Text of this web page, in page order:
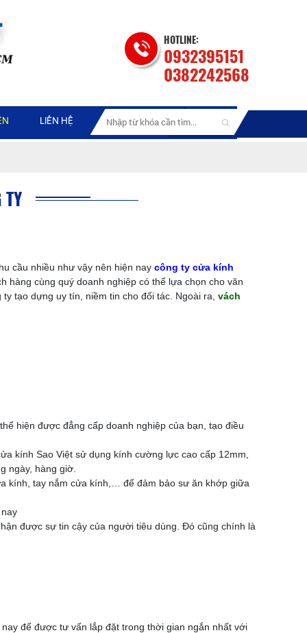
HOTLINE:
0932395151
0382242568
LIÊN HỆ
cầu nhiều như vậy nên hiện nay công ty cửa kính
cùng quý doanh nghiệp có thể lựa chọn cho văn
tạo dựng uy tín, niềm tin cho đối tác. Ngoài ra, vách
hiện được đẳng cấp doanh nghiệp của bạn, tạo điều
kính Sao Việt sử dụng kính cường lực cao cấp 12mm,
ngày, hàng giờ.
kính, tay nắm cửa kính,… để đảm bảo sư ăn khớp giữa
được sự tin cậy của người tiêu dùng. Đó cũng chính là
để được tư vấn lắp đặt trong thời gian ngắn nhất với